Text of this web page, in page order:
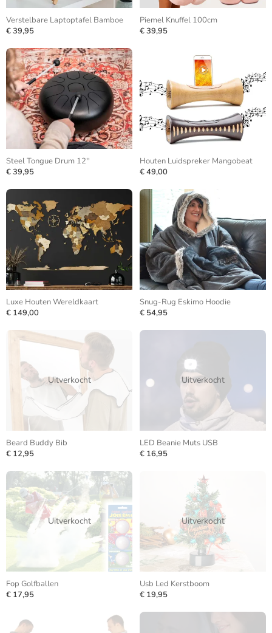
Verstelbare Laptoptafel Bamboe
€ 39,95
Piemel Knuffel 100cm
€ 39,95
Steel Tongue Drum 12''
€ 39,95
Houten Luidspreker Mangobeat
€ 49,00
Luxe Houten Wereldkaart
€ 149,00
Snug-Rug Eskimo Hoodie
€ 54,95
Uitverkocht
Beard Buddy Bib
€ 12,95
Uitverkocht
LED Beanie Muts USB
€ 16,95
Uitverkocht
Fop Golfballen
€ 17,95
Uitverkocht
Usb Led Kerstboom
€ 19,95